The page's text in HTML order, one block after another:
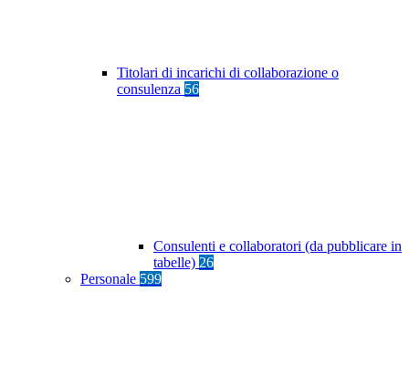
Titolari di incarichi di collaborazione o
consulenza 56
Consulenti e collaboratori (da pubblicare in
tabelle) 26
Personale 599